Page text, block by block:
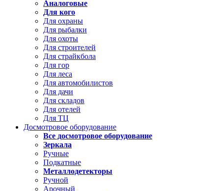
Аналоговые
Для кого
Для охраны
Для рыбалки
Для охоты
Для строителей
Для страйкбола
Для гор
Для леса
Для автомобилистов
Для дачи
Для складов
Для отелей
Для ТЦ
Досмотровое оборудование
Все досмотровое оборудование
Зеркала
Ручные
Подкатные
Металлодетекторы
Ручной
Арочный